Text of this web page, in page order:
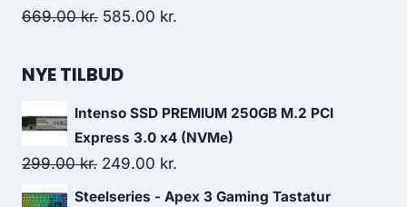
179.00 kr..127.00 kr..
669.00kr. Original
was:
585.00 kr.
NYE TILBUD
Intenso SSD PREMIUM 250GB M.2 PCI
Express 3.0 x4 (NVMe)
299.00kr. Original
price
249.00 kr.
price
Steelseries - Apex 3 Gaming Tastatur